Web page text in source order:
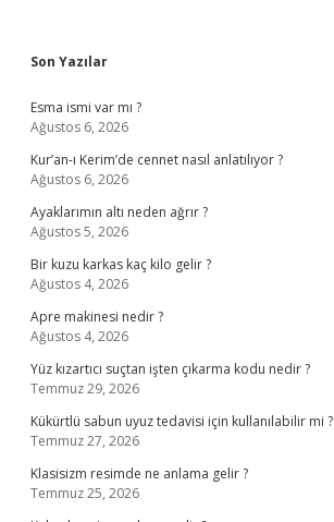
Sidebar
Son Yazılar
Esma ismi var mı ?
Ağustos 6, 2026
Kur’an-ı Kerim’de cennet nasıl anlatılıyor ?
Ağustos 6, 2026
Ayaklarımın altı neden ağrır ?
Ağustos 5, 2026
Bir kuzu karkas kaç kilo gelir ?
Ağustos 4, 2026
Apre makinesi nedir ?
Ağustos 4, 2026
Yüz kızartıcı suçtan işten çıkarma kodu nedir ?
Temmuz 29, 2026
Kükürtlü sabun uyuz tedavisi için kullanılabilir mi ?
Temmuz 27, 2026
Klasisizm resimde ne anlama gelir ?
Temmuz 25, 2026